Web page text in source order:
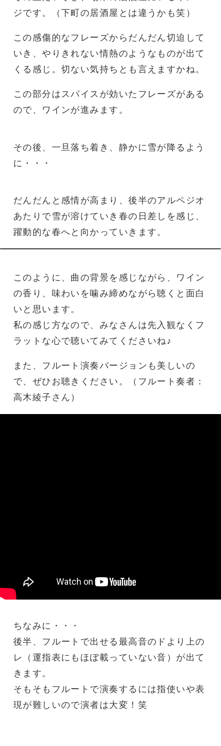
ジです。（下町の居酒屋とは違うかも笑）
この感傷的なフレーズからだんだん切迫して
いき、やりきれない情熱のようなものが出て
くる感じ。切ない気持ちとも言えますかね。
この部分はスパイスが効いたフレーズがある
ので、ワインが進みます。
その後、一旦落ち着き、静かに雪が降るよう
に・・・
だんだんと感情が高まり、後半のアルペジオ
あたりで雪が溶けていき春の日差しを感じ、
躍動的な春へと向かっていきます。
このように、曲の背景を感じながら、ワイン
の香り、味わいを噛み締めながら聴くと面白
いと思います。
私の感じ方なので、みなさんは先入観なくフ
ラットな心で聴いてみてくださいね♪
また、フルート演奏バージョンも美しいの
で、ぜひお聴きください。（フルート奏者：
高木綾子さん）
ちなみに・・・
後半、フルートで出せる最高音のドより上の
レ（運指表にもほぼ載っていない音）が出て
きます。
そもそもフルートで演奏するには指使いや表
現が難しいので演者は大変！笑